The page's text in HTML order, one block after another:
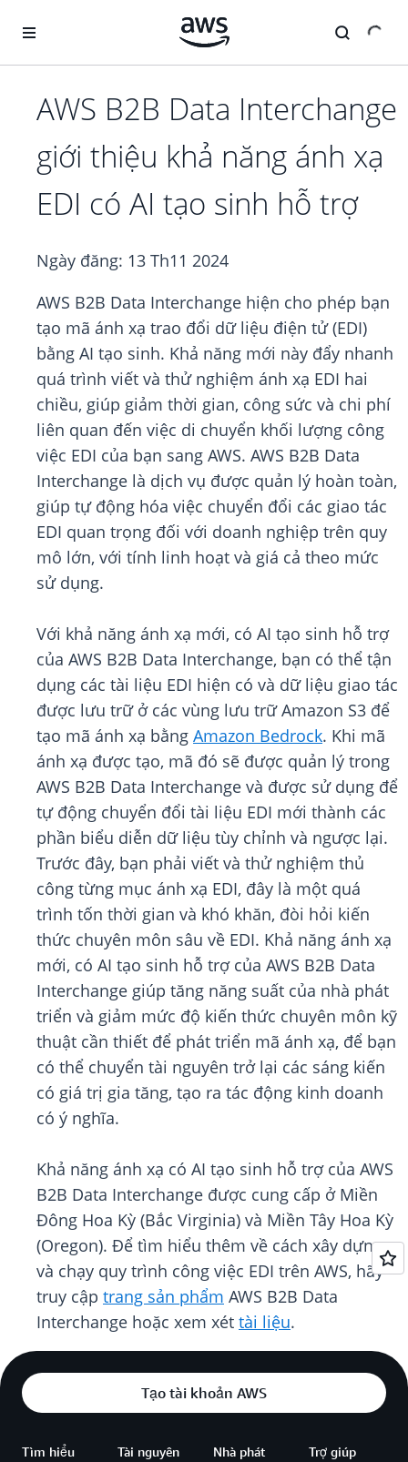
AWS B2B Data Interchange
giới thiệu khả năng ánh xạ
EDI có AI tạo sinh hỗ trợ
Ngày đăng: 13 Th11 2024
AWS B2B Data Interchange hiện cho phép bạn
tạo mã ánh xạ trao đổi dữ liệu điện tử (EDI)
bằng AI tạo sinh. Khả năng mới này đẩy nhanh
quá trình viết và thử nghiệm ánh xạ EDI hai
chiều, giúp giảm thời gian, công sức và chi phí
liên quan đến việc di chuyển khối lượng công
việc EDI của bạn sang AWS. AWS B2B Data
Interchange là dịch vụ được quản lý hoàn toàn,
giúp tự động hóa việc chuyển đổi các giao tác
EDI quan trọng đối với doanh nghiệp trên quy
mô lớn, với tính linh hoạt và giá cả theo mức
sử dụng.
Với khả năng ánh xạ mới, có AI tạo sinh hỗ trợ
của AWS B2B Data Interchange, bạn có thể tận
dụng các tài liệu EDI hiện có và dữ liệu giao tác
được lưu trữ ở các vùng lưu trữ Amazon S3 để
tạo mã ánh xạ bằng Amazon Bedrock. Khi mã
ánh xạ được tạo, mã đó sẽ được quản lý trong
AWS B2B Data Interchange và được sử dụng để
tự động chuyển đổi tài liệu EDI mới thành các
phần biểu diễn dữ liệu tùy chỉnh và ngược lại.
Trước đây, bạn phải viết và thử nghiệm thủ
công từng mục ánh xạ EDI, đây là một quá
trình tốn thời gian và khó khăn, đòi hỏi kiến
thức chuyên môn sâu về EDI. Khả năng ánh xạ
mới, có AI tạo sinh hỗ trợ của AWS B2B Data
Interchange giúp tăng năng suất của nhà phát
triển và giảm mức độ kiến thức chuyên môn kỹ
thuật cần thiết để phát triển mã ánh xạ, để bạn
có thể chuyển tài nguyên trở lại các sáng kiến
có giá trị gia tăng, tạo ra tác động kinh doanh
có ý nghĩa.
Khả năng ánh xạ có AI tạo sinh hỗ trợ của AWS
B2B Data Interchange được cung cấp ở Miền
Đông Hoa Kỳ (Bắc Virginia) và Miền Tây Hoa Kỳ
(Oregon). Để tìm hiểu thêm về cách xây dựng
và chạy quy trình công việc EDI trên AWS, hãy
truy cập trang sản phẩm AWS B2B Data
Interchange hoặc xem xét tài liệu.
Tạo tài khoản AWS
Tìm hiểu Tài nguyên
Nhà phát
Trợ giúp